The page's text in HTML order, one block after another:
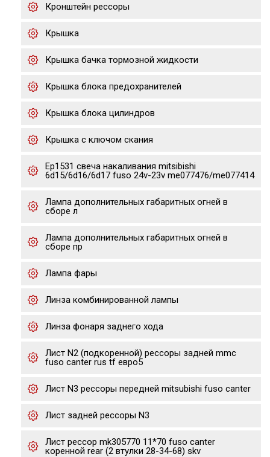
Кронштейн рессоры
Крышка
Крышка бачка тормозной жидкости
Крышка блока предохранителей
Крышка блока цилиндров
Крышка с ключом скания
Ep1531 свеча накаливания mitsibishi
6d15/6d16/6d17 fuso 24v-23v me077476/me077414
Лампа дополнительных габаритных огней в
сборе л
Лампа дополнительных габаритных огней в
сборе пр
Лампа фары
Линза комбинированной лампы
Линза фонаря заднего хода
Лист N2 (подкоренной) рессоры задней mmc
fuso canter rus tf евро5
Лист N3 рессоры передней mitsubishi fuso canter
Лист задней рессоры N3
Лист рессор mk305770 11*70 fuso canter
коренной rear (2 втулки 28-34-68) skv